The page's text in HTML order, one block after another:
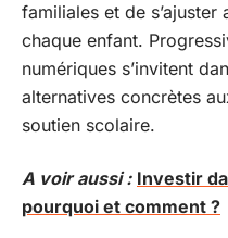
familiales et de
chaque enfant.
numériques s’invitent
alternatives concrètes
soutien scolaire.
A voir aussi : Investir
pourquoi et comment ?